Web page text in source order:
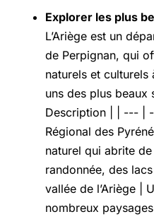
Explorer les plus
L’Ariège est un
de Perpignan, qui
naturels et
uns des plus beaux
Description | | --- |
Régional des
naturel qui abrite
randonnée, des
vallée de l’Ariège |
nombreux